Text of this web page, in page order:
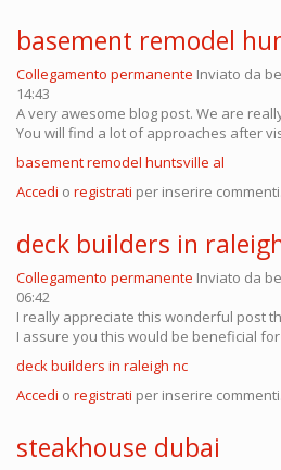
basement remodel
Collegamento permanente Inviato da
14:43
A very awesome blog post. We are
You will find a lot of approaches after
basement remodel huntsville al
Accedi o registrati per inserire commenti.
deck builders in
Collegamento permanente Inviato da
06:42
I really appreciate this wonderful post
I assure you this would be beneficial
deck builders in raleigh nc
Accedi o registrati per inserire commenti.
steakhouse dubai